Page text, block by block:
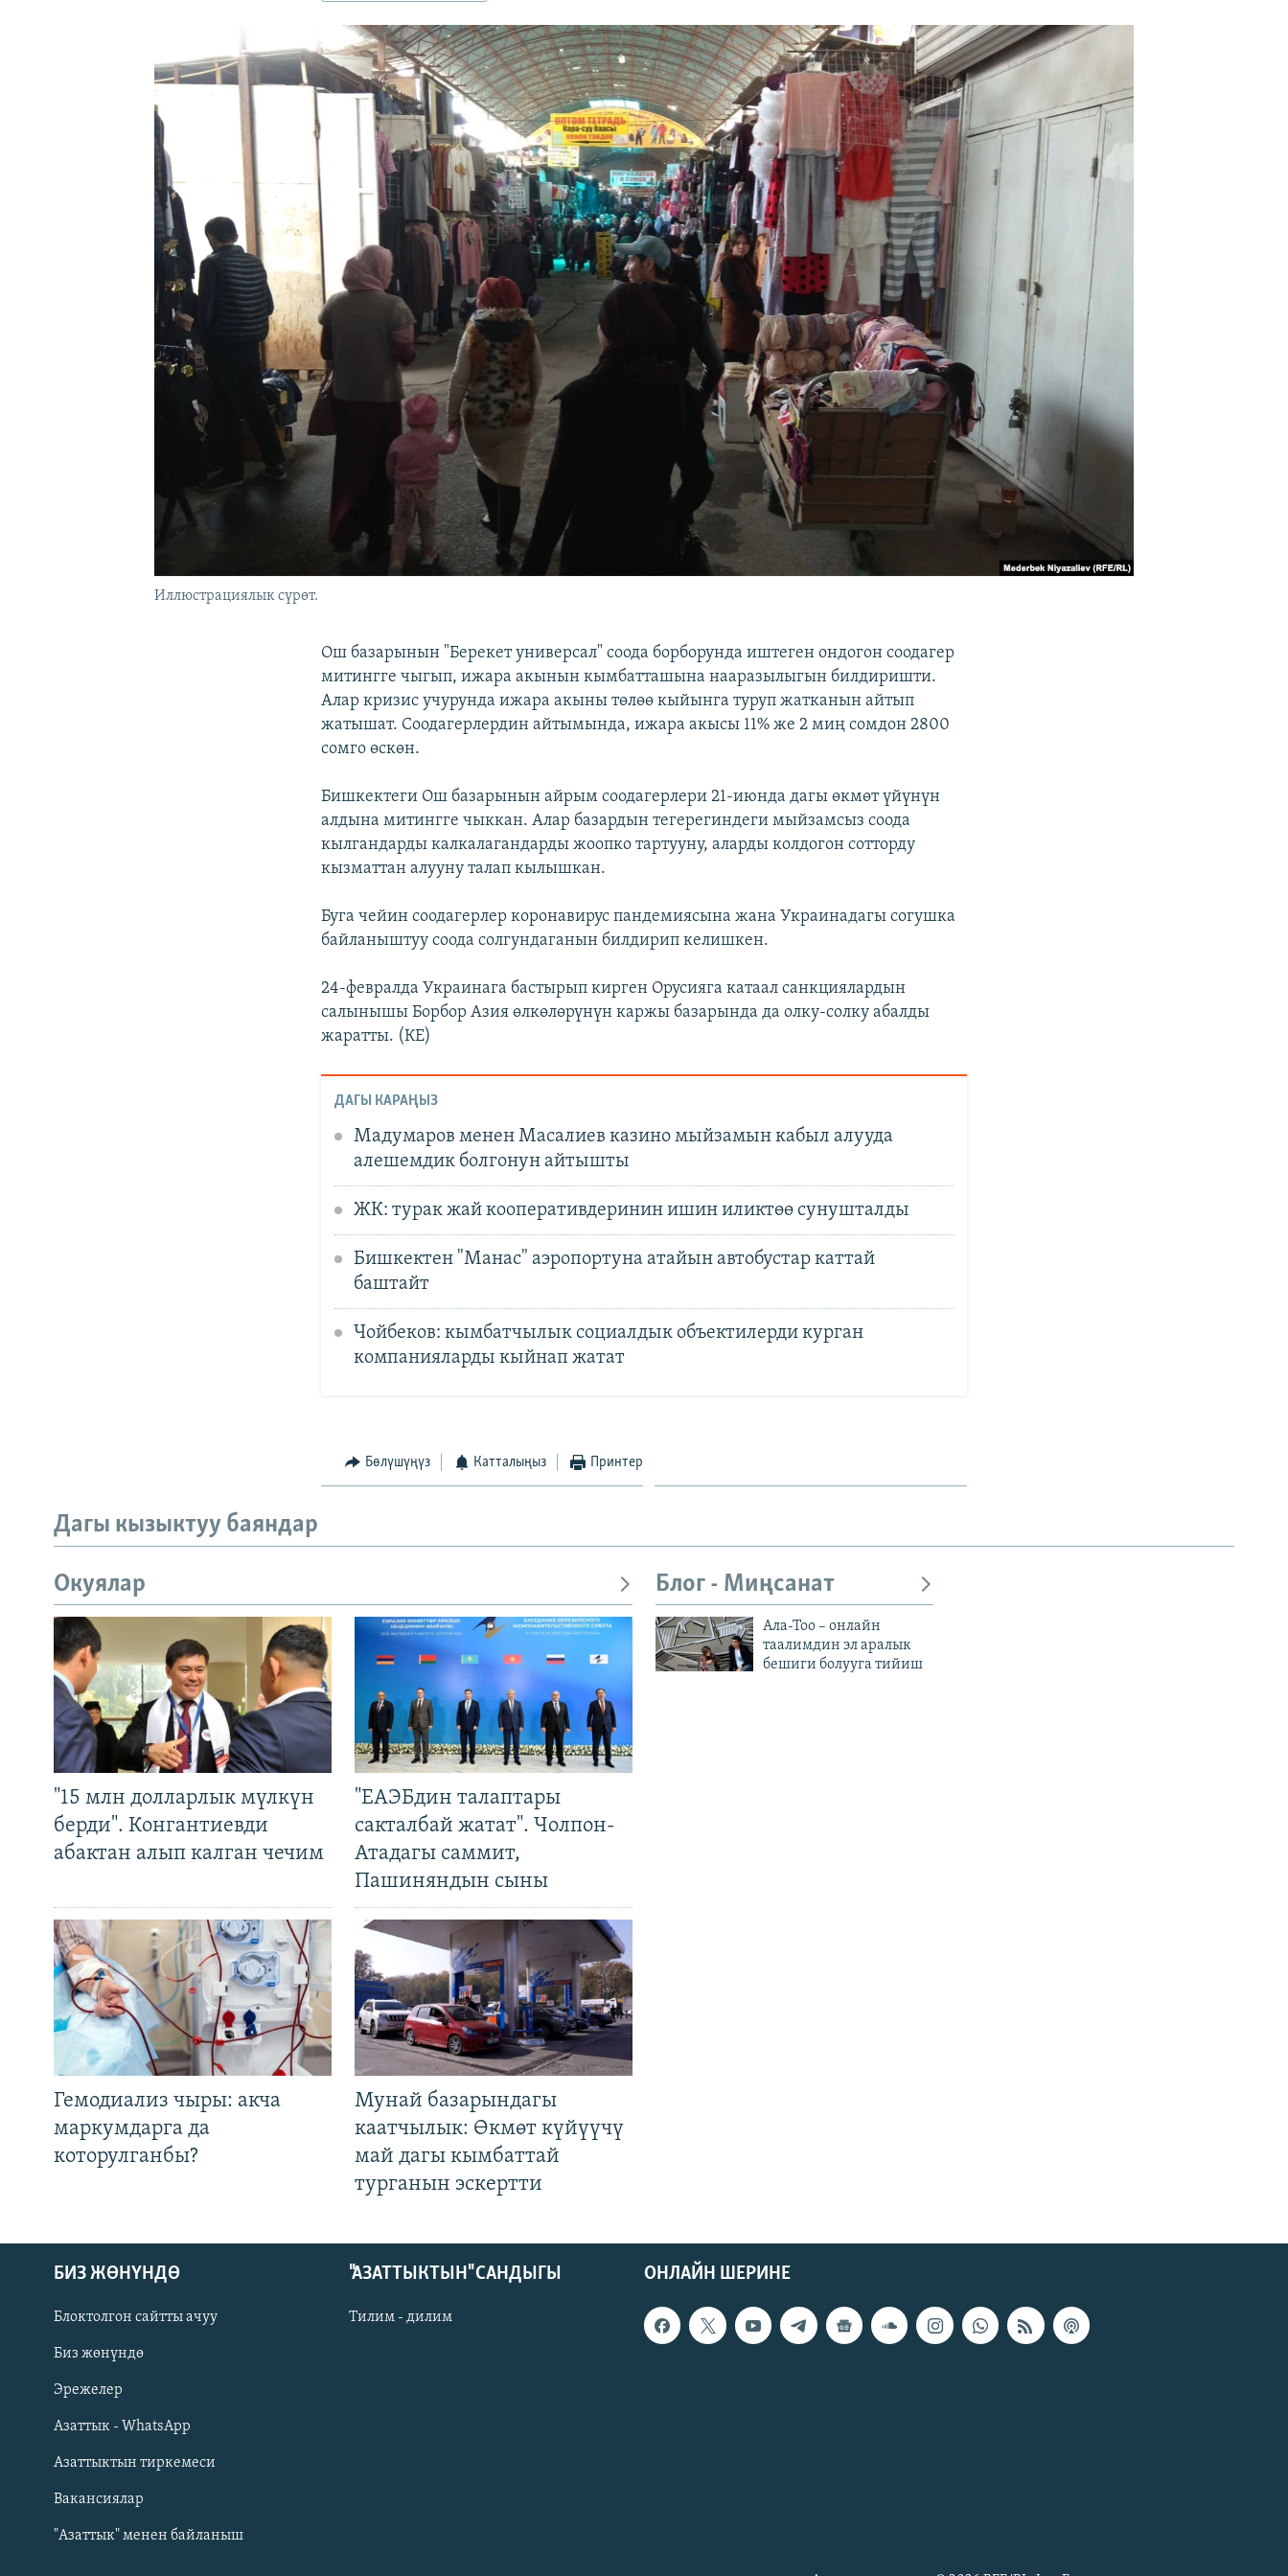
ЫҢГАЙСЫЗ СУРООЛОР
Русский
ОНЛАЙН ШЕРИНЕ
Иллюстрациялык сүрөт.
Ош базарынын "Берекет универсал" соода борборунда иштеген ондогон соодагер
митингге чыгып, ижара акынын кымбатташына нааразылыгын билдиришти.
Алар кризис учурунда ижара акыны төлөө кыйынга туруп жатканын айтып
жатышат. Соодагерлердин айтымында, ижара акысы 11% же 2 миң сомдон 2800
сомго өскөн.
Бишкектеги Ош базарынын айрым соодагерлери 21-июнда дагы өкмөт үйүнүн
алдына митингге чыккан. Алар базардын тегерегиндеги мыйзамсыз соода
кылгандарды калкалагандарды жоопко тартууну, аларды колдогон сотторду
кызматтан алууну талап кылышкан.
Буга чейин соодагерлер коронавирус пандемиясына жана Украинадагы согушка
байланыштуу соода солгундаганын билдирип келишкен.
24-февралда Украинага бастырып кирген Орусияга катаал санкциялардын
салынышы Борбор Азия өлкөлөрүнүн каржы базарында да олку-солку абалды
жаратты. (КЕ)
ДАГЫ КАРАҢЫЗ
Мадумаров менен Масалиев казино мыйзамын кабыл алууда
алешемдик болгонун айтышты
ЖК: турак жай кооперативдеринин ишин иликтөө сунушталды
Бишкектен "Манас" аэропортуна атайын автобустар каттай
баштайт
Чойбеков: кымбатчылык социалдык объектилерди курган
компанияларды кыйнап жатат
Бөлүшүңүз Катталыңыз Принтер
Дагы кызыктуу баяндар
Окуялар
"15 млн долларлык мүлкүн
берди". Конгантиевди
абактан алып калган чечим
"ЕАЭБдин талаптары
сакталбай жатат". Чолпон-
Атадагы саммит,
Пашиняндын сыны
Гемодиализ чыры: акча
маркумдарга да
которулганбы?
Мунай базарындагы
каатчылык: Өкмөт күйүүчү
май дагы кымбаттай
турганын эскертти
Блог - Миңсанат
Ала-Тоо – онлайн
таалимдин эл аралык
бешиги болууга тийиш
ОНЛАЙН ШЕРИНЕ
БИЗ ЖӨНҮНДӨ
Блоктолгон сайтты ачуу
Биз жөнүндө
Эрежелер
Азаттык - WhatsApp
Азаттыктын тиркемеси
Вакансиялар
"Азаттык" менен байланыш
"АЗАТТЫКТЫН" САНДЫГЫ
Тилим - дилим